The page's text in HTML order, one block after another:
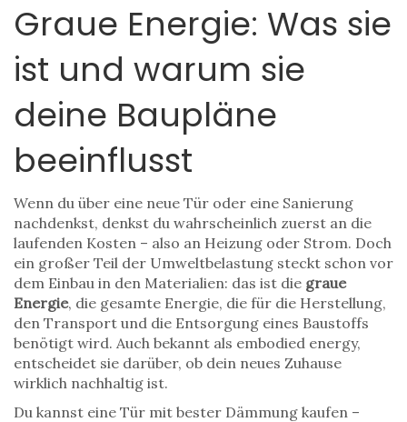
Graue Energie: Was sie
ist und warum sie
deine Baupläne
beeinflusst
Wenn du über eine neue Tür oder eine Sanierung
nachdenkst, denkst du wahrscheinlich zuerst an die
laufenden Kosten – also an Heizung oder Strom. Doch
ein großer Teil der Umweltbelastung steckt schon vor
dem Einbau in den Materialien: das ist die graue
Energie, die gesamte Energie, die für die Herstellung,
den Transport und die Entsorgung eines Baustoffs
benötigt wird. Auch bekannt als embodied energy,
entscheidet sie darüber, ob dein neues Zuhause
wirklich nachhaltig ist.
Du kannst eine Tür mit bester Dämmung kaufen –